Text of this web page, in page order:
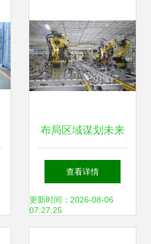
布局区域谋划未来
北京现代激活后百
万市场
查看详情
更新时间：2026-08-06
07:27:25